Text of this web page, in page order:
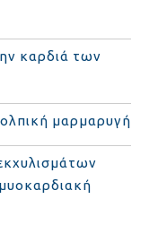
καρδιά των
μαρμαρυγή